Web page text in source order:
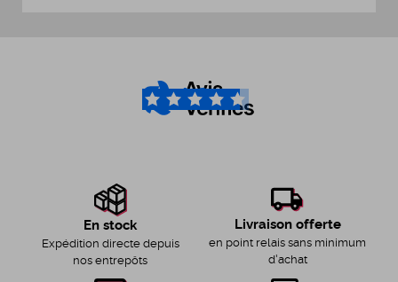
4.6/5
En stock
Expédition directe depuis
nos entrepôts
Livraison offerte
en point relais sans minimum
d'achat